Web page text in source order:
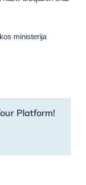
ministerija
Platform!